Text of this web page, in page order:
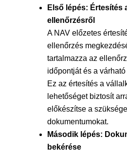
Első lépés: Értesítés
ellenőrzésről
A NAV előzetes
ellenőrzés
tartalmazza az
időpontját és a
Ez az értesítés a
lehetőséget biztosít
előkészítse a
dokumentumokat.
Második lépés:
bekérése